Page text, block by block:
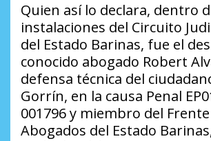
Quien así lo declara, dentro
instalaciones del Circuito
del Estado Barinas, fue el
conocido abogado Robert
defensa técnica del
Gorrín, en la causa Penal
001796 y miembro del
Abogados del Estado